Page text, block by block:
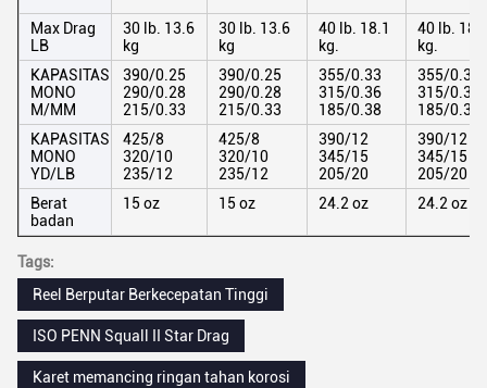
Max Drag
LB
30 lb. 13.6
kg
30 lb. 13.6
kg
40 lb. 18.1
kg.
40 lb.
kg.
KAPASITAS
MONO
M/MM
390/0.25
290/0.28
215/0.33
390/0.25
290/0.28
215/0.33
355/0.33
315/0.36
185/0.38
355/0.33
315/0.36
185/0.38
KAPASITAS
MONO
YD/LB
425/8
320/10
235/12
425/8
320/10
235/12
390/12
345/15
205/20
390/12
345/15
205/20
Berat
badan
15 oz 15 oz 24.2 oz 24.2 oz
Tags:
Reel Berputar Berkecepatan Tinggi
ISO PENN Squall II Star Drag
Karet memancing ringan tahan korosi